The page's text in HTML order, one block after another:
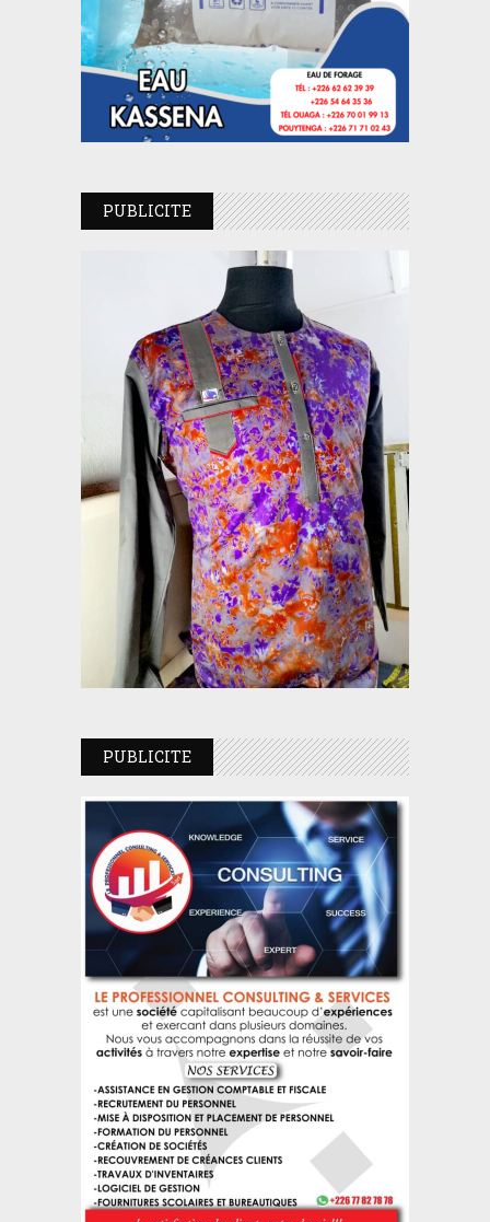
PUBLICITE
PUBLICITE